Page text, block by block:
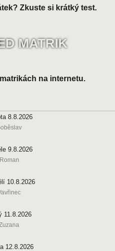
Zkuste si krátký test.
MATRIK
na internetu.
8.8.2026
9.8.2026
Roman
10.8.2026
11.8.2026
12.8.2026